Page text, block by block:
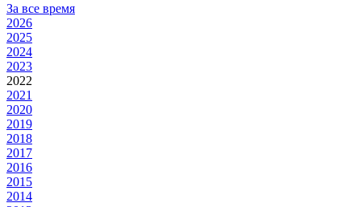
За все время
2026
2025
2024
2023
2022
2021
2020
2019
2018
2017
2016
2015
2014